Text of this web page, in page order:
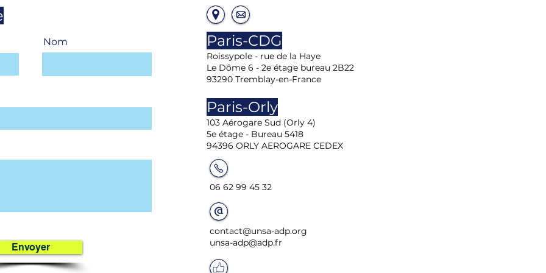
Nom
Envoyer
Paris-CDG
Roissypole - rue de la Haye
Le Dôme 6 - 2e étage bureau 2B22
93290 Tremblay-en-France
Paris-Orly
103 Aérogare Sud (Orly 4)
5e étage - Bureau 5418
94396 ORLY AEROGARE CEDEX
06 62 99 45 32
contact@unsa-adp.org
unsa-adp@adp.fr